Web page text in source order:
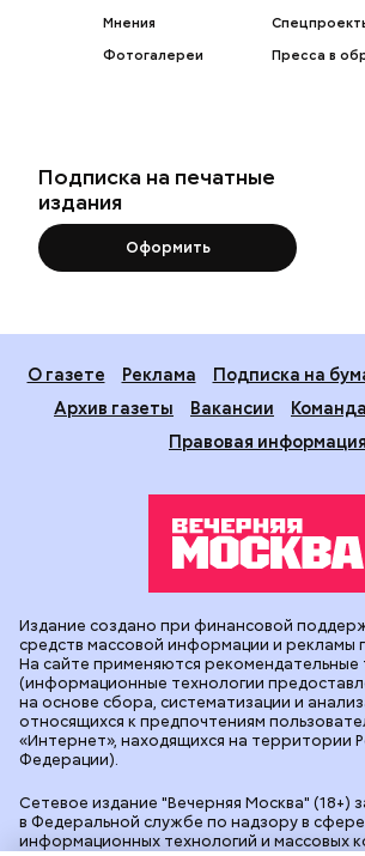
Мнения
Фотогалереи
Пресса в
Подписка на печатные
издания
Оформить
О газете Реклама
Подписка на
Архив газеты
Вакансии Команда
Правовая информация
Сетевое издание "Вечерняя Москва" (18+)
в Федеральной службе по надзору в сфере
информационных технологий и массовых
Издание создано при финансовой
средств массовой информации и рекламы
На сайте применяются рекомендательные
(информационные технологии
на основе сбора, систематизации и
относящихся к предпочтениям
«Интернет», находящихся на территории
Федерации).